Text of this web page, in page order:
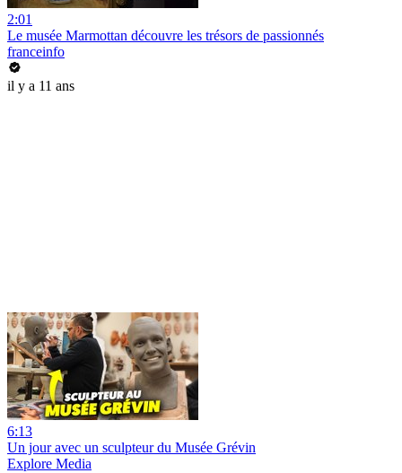
2:01
Le musée Marmottan découvre les trésors de passionnés
franceinfo
il y a 11 ans
6:13
Un jour avec un sculpteur du Musée Grévin
Explore Media